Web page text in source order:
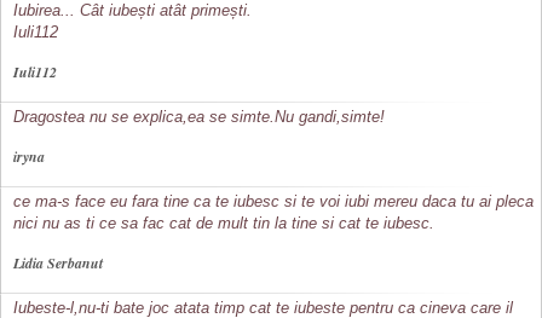
Iubirea... Cât iubești atât primești.
Iuli112
Iuli112
Dragostea nu se explica,ea se simte.Nu gandi,simte!
iryna
ce ma-s face eu fara tine ca te iubesc si te voi iubi mereu daca tu ai pleca
nici nu as ti ce sa fac cat de mult tin la tine si cat te iubesc.
Lidia Serbanut
Iubeste-l,nu-ti bate joc atata timp cat te iubeste pentru ca cineva care il